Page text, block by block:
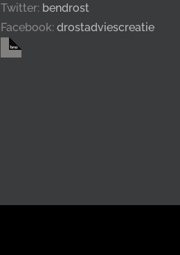
Twitter: bendrost
Facebook: drostadviescreatie